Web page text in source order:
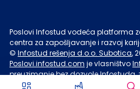
Poslovi Infostud vodeća platforma
centra za zapošljavanje i razvoj
© Infostud rešenja d.o.o. Subotica,
Poslovi.infostud.com je vlasništvo
preuzimanje bez dozvoleInfostuda,
u druge svrhe, osim za lične